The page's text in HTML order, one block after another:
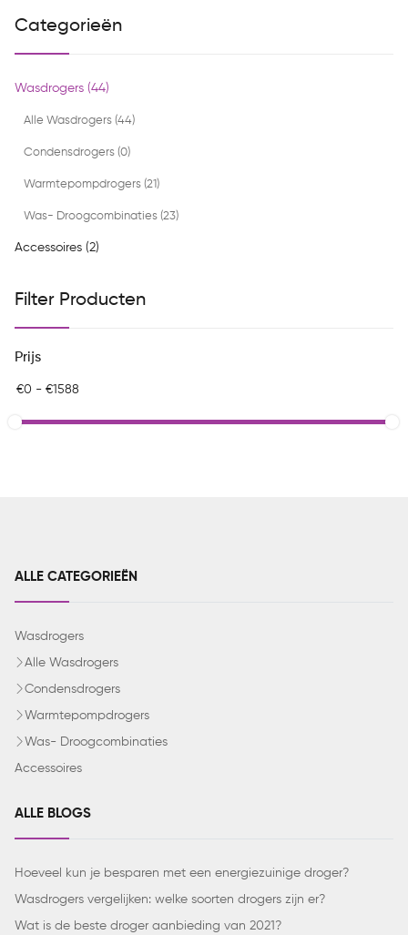
Categorieën
Wasdrogers (44)
Alle Wasdrogers (44)
Condensdrogers (0)
Warmtepompdrogers (21)
Was- Droogcombinaties (23)
Accessoires (2)
Filter Producten
Prijs
ALLE CATEGORIEËN
Wasdrogers
Alle Wasdrogers
Condensdrogers
Warmtepompdrogers
Was- Droogcombinaties
Accessoires
ALLE BLOGS
Hoeveel kun je besparen met een energiezuinige droger?
Wasdrogers vergelijken: welke soorten drogers zijn er?
Wat is de beste droger aanbieding van 2021?